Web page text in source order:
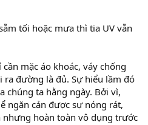
tối hoặc mưa thì tia UV vẫn
mặc áo khoác, váy chống
ra đường là đủ. Sự hiểu lầm đó
chúng ta hằng ngày. Bởi vì,
ngăn cản được sự nóng rát,
nhưng hoàn toàn vô dụng trước